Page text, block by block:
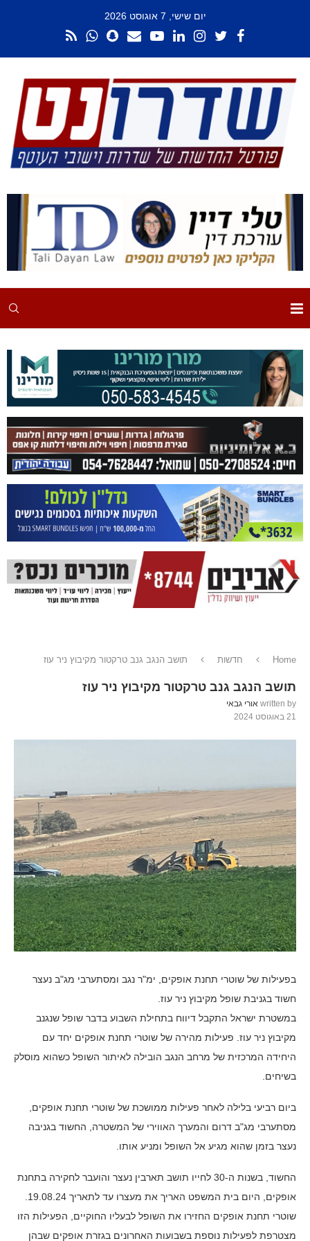
יום שישי, 7 אוגוסט 2026
Home חדשות תושב הנגב גנב טרקטור מקיבוץ ניר עוז
תושב הנגב גנב טרקטור מקיבוץ ניר עוז
written by אורי גבאי
21 באוגוסט 2024
בפעילות של שוטרי תחנת אופקים, ימ"ר נגב ומסתערבי מג"ב נעצר
חשוד בגניבת שופל מקיבוץ ניר עוז.
במשטרת ישראל התקבל דיווח בתחילת השבוע בדבר שופל שנגנב
מקיבוץ ניר עוז. פעילות מהירה של שוטרי תחנת אופקים יחד עם
היחידה המרכזית של מרחב הנגב הובילה לאיתור השופל כשהוא מוסלק
בשיחים.
ביום רביעי בלילה לאחר פעילות ממושכת של שוטרי תחנת אופקים,
מסתערבי מג"ב דרום והמערך האווירי של המשטרה, החשוד בגניבה
נעצר בזמן שהוא מגיע אל השופל ומניע אותו.
החשוד, בשנות ה-30 לחייו תושב תארבין נעצר והועבר לחקירה בתחנת
אופקים, היום בית המשפט האריך את מעצרו עד לתאריך 19.08.24.
שוטרי תחנת אופקים החזירו את השופל לבעליו החוקיים, הפעילות הזו
מצטרפת לפעילות נוספת בשבועות האחרונים בגזרת אופקים שבהן